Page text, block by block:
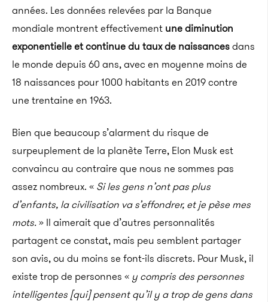
années. Les données relevées par la Banque
mondiale montrent effectivement une diminution
exponentielle et continue du taux de naissancesdans
le monde depuis 60 ans, avec en moyenne moins de
18 naissances pour 1000 habitants en 2019 contre
une trentaine en 1963.
Bien que beaucoup s’alarment du risque de
surpeuplement de la planète Terre, Elon Musk est
convaincu au contraire que nous ne sommes pas
assez nombreux. « Si les gens n’ont pas plus
d’enfants, la civilisation va s’effondrer, et je pèse mes
mots.» Il aimerait que d’autres personnalités
partagent ce constat, mais peu semblent partager
son avis, ou du moins se font-ils discrets. Pour Musk, il
existe trop de personnes « y compris des personnes
intelligentes [qui] pensentqu’il y a trop de gens dans